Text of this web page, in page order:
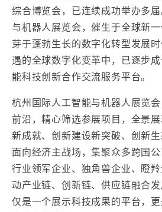
综合博览会，已连续成功举办多
与机器人展览会，催生于全球新
芽于蓬勃生长的数字化转型发展
遇的全球数字化变革中，已逐步
能科技创新合作交流服务平台。
杭州国际人工智能与机器人展览
前沿，精心筛选参展项目，全景
新成就、创新建设新突破、创新
面向经济主战场，集聚众多跨国公
行业领军企业、独角兽企业、瞪
动产业链、创新链、供应链融合发
仅是一个展示科技成果的平台，